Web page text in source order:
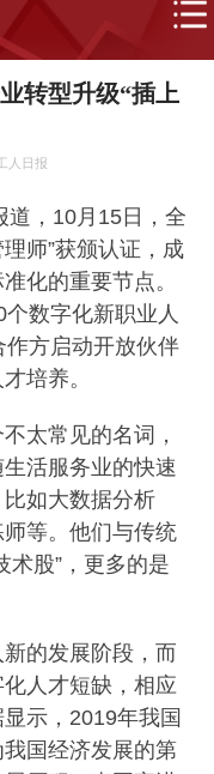
转型升级“插上
人日报
，10月15日，全
理师”获颁认证，成
化的重要节点。
数字化新职业人
方启动开放伙伴
培养。
太常见的名词，
活服务业的快速
如大数据分析
等。他们与传统
术股”，更多的是
的发展阶段，而
人才短缺，相应
示，2019年我国
国经济发展的第